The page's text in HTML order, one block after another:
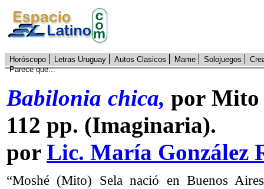
Horóscopo Letras Uruguay Autos Clasicos Mame Solojuegos
Parece que...
Babilonia chica,por Mito
112 pp. (Imaginaria).
por Lic. María González
“Moshé (Mito) Sela nació en Buenos